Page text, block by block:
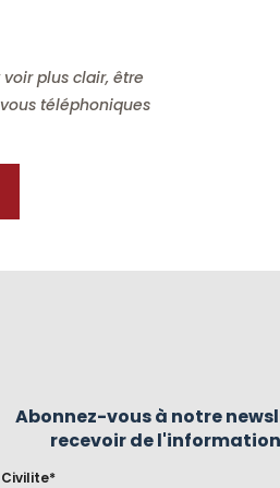
plus clair, être
téléphoniques
Abonnez-vous à notre
recevoir de
Civilite*